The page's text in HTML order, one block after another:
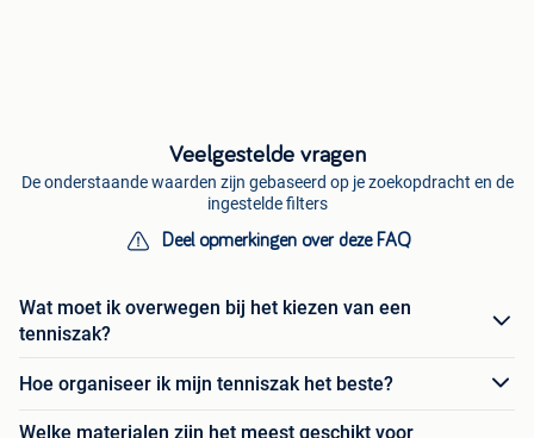
Veelgestelde vragen
De onderstaande waarden zijn gebaseerd op je zoekopdracht en de
ingestelde filters
Deel opmerkingen over deze FAQ
Wat moet ik overwegen bij het kiezen van een
tenniszak?
Hoe organiseer ik mijn tenniszak het beste?
Welke materialen zijn het meest geschikt voor